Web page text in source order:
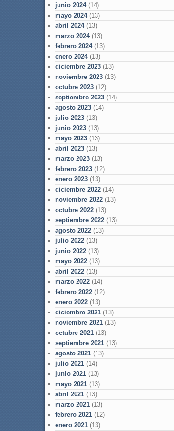
junio 2024(14)
mayo 2024(13)
abril 2024(13)
marzo 2024(13)
febrero 2024(13)
enero 2024(13)
diciembre 2023 (13)
noviembre 2023 (13)
octubre 2023 (12)
septiembre 2023 (14)
agosto 2023 (14)
julio 2023 (13)
junio 2023 (13)
mayo 2023 (13)
abril 2023 (13)
marzo 2023 (13)
febrero 2023 (12)
enero 2023 (13)
diciembre 2022 (14)
noviembre 2022 (13)
octubre 2022 (13)
septiembre 2022 (13)
agosto 2022 (13)
julio 2022 (13)
junio 2022 (13)
mayo 2022 (13)
abril 2022 (13)
marzo 2022 (14)
febrero 2022 (12)
enero 2022 (13)
diciembre 2021 (13)
noviembre 2021 (13)
octubre 2021 (13)
septiembre 2021 (13)
agosto 2021 (13)
julio 2021 (14)
junio 2021 (13)
mayo 2021 (13)
abril 2021 (13)
marzo 2021 (13)
febrero 2021 (12)
enero 2021 (13)